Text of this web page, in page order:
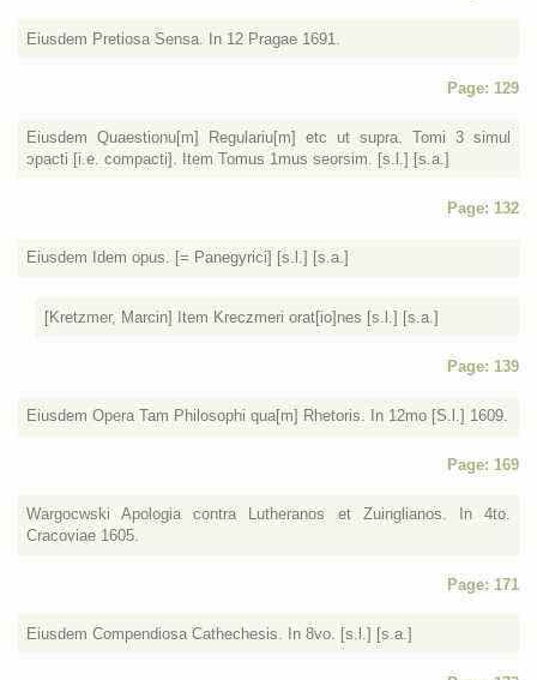
Eiusdem Pretiosa Sensa. In 12 Pragae 1691.
Page: 129
Eiusdem Quaestionu[m] Regulariu[m] etc ut supra. Tomi 3 simul
ɔpacti [i.e. compacti]. Item Tomus 1mus seorsim. [s.l.] [s.a.]
Page: 132
Eiusdem Idem opus. [= Panegyrici] [s.l.] [s.a.]
[Kretzmer, Marcin] Item Kreczmeri orat[io]nes [s.l.] [s.a.]
Page: 139
Eiusdem Opera Tam Philosophi qua[m] Rhetoris. In 12mo [S.l.] 1609.
Page: 169
Wargocwski Apologia contra Lutheranos et Zuinglianos. In 4to.
Cracoviae 1605.
Page: 171
Eiusdem Compendiosa Cathechesis. In 8vo. [s.l.] [s.a.]